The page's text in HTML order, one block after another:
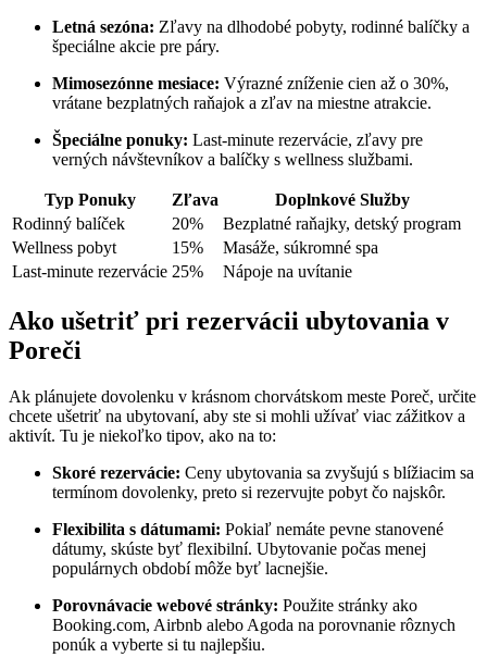
Letná sezóna: Zľavy na dlhodobé pobyty, rodinné balíčky a
špeciálne akcie pre páry.
Mimosezónne mesiace: Výrazné zníženie cien až o 30%,
vrátane bezplatných raňajok a zľav na miestne atrakcie.
Špeciálne ponuky: Last-minute rezervácie, zľavy pre
verných návštevníkov a balíčky s wellness službami.
Typ Ponuky Zľava
Doplnkové Služby
Rodinný balíček
20%
Bezplatné raňajky, detský program
Wellness pobyt
15%
Masáže, súkromné spa
Last-minute rezervácie 25% Nápoje na uvítanie
Ako ušetriť pri rezervácii ubytovania v
Poreči
Ak plánujete dovolenku v krásnom chorvátskom meste Poreč, určite
chcete ušetriť na ubytovaní, aby ste si mohli užívať viac zážitkov a
aktivít. Tu je niekoľko tipov, ako na to:
Skoré rezervácie: Ceny ubytovania sa zvyšujú s blížiacim sa
termínom dovolenky, preto si rezervujte pobyt čo najskôr.
Flexibilita s dátumami: Pokiaľ nemáte pevne stanovené
dátumy, skúste byť flexibilní. Ubytovanie počas menej
populárnych období môže byť lacnejšie.
Porovnávacie webové stránky: Použite stránky ako
Booking.com, Airbnb alebo Agoda na porovnanie rôznych
ponúk a vyberte si tu najlepšiu.